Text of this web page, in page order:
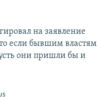
на заявление
если бывшим властям
они пришли бы и